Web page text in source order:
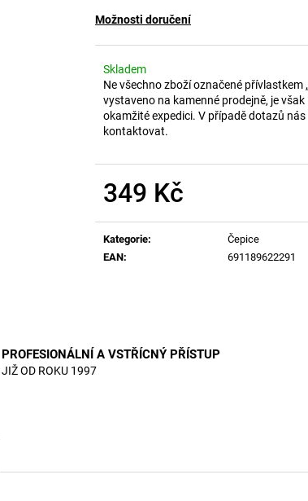
Možnosti doručení
Skladem
Ne všechno zboží označené přívlastkem
vystaveno na kamenné prodejně, je
okamžité expedici. V případě dotazů
kontaktovat.
349 Kč
Kategorie:
Čepice
EAN: 691189622291
PROFESIONÁLNÍ A VSTŘÍCNÝ PŘÍSTUP
JIŽ OD ROKU 1997